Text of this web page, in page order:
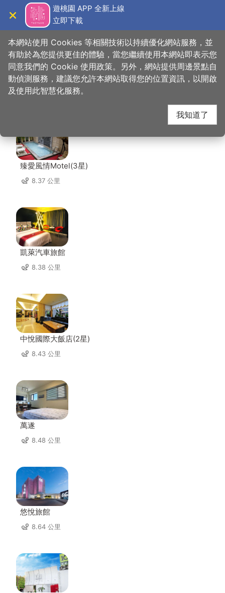
主
遊桃園 APP 全新上線
立即下載
首頁 > 想去的地方 > 住宿 > 喬爵旅居
喬爵旅居 周邊住宿
臻愛風情Motel(3星)
8.37 公里
凱萊汽車旅館
8.38 公里
中悅國際大飯店(2星)
8.43 公里
萬遂
8.48 公里
悠悅旅館
8.64 公里
本網站使用 Cookies 等相關技術以持續優化網站服務，並
有助於為您提供更佳的體驗，當您繼續使用本網站即表示您
同意我們的 Cookie 使用政策。另外，網站提供周邊景點自
動偵測服務，建議您允許本網站取得您的位置資訊，以開啟
及使用此智慧化服務。
我知道了